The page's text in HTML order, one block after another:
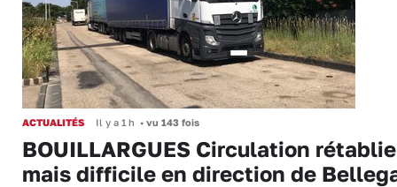
ACTUALITÉS Il y a 1 h • vu 143 fois
BOUILLARGUES Circulation rétablie
mais difficile en direction de